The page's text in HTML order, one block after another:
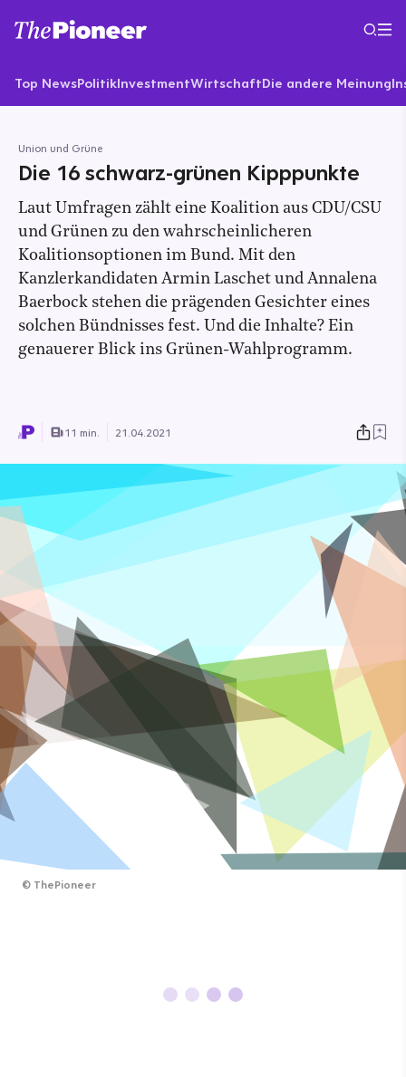
Top NewsPolitikInvestmentWirtschaftDie andere Meinung
Union und Grüne
Die 16 schwarz-grünen Kipppunkte
Laut Umfragen zählt eine Koalition aus CDU/CSU
und Grünen zu den wahrscheinlicheren
Koalitionsoptionen im Bund. Mit den
Kanzlerkandidaten Armin Laschet und Annalena
Baerbock stehen die prägenden Gesichter eines
solchen Bündnisses fest. Und die Inhalte? Ein
genauerer Blick ins Grünen-Wahlprogramm.
11 min. 21.04.2021
© ThePioneer